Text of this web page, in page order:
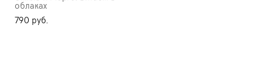
облаках
790 pуб.